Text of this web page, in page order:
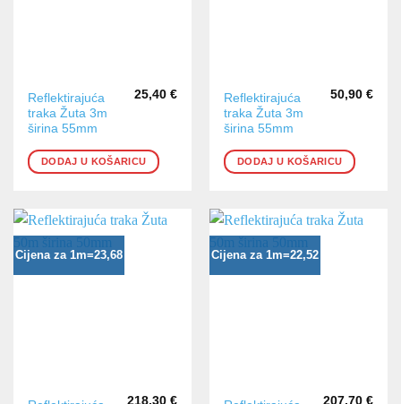
Reflektirajuća
traka Žuta 3m
širina 55mm
25,40 €
DODAJ U KOŠARICU
Reflektirajuća
traka Žuta 3m
širina 55mm
50,90 €
DODAJ U KOŠARICU
Cijena za 1m=23,68
218,30 €
Cijena za 1m=22,52
207,70 €